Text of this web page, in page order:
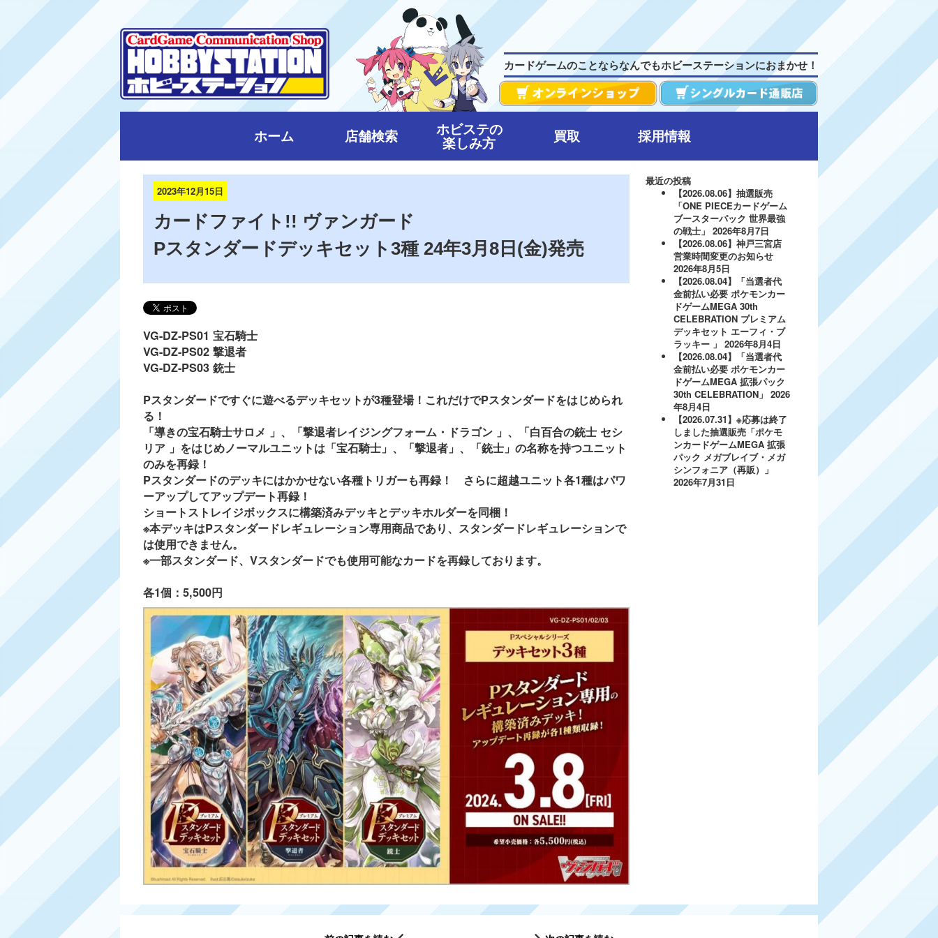
カードゲームのことならなんでもホビーステーションにおまかせ！
ホーム 店舗検索 ホビステの
楽しみ方 買取 採用情報
2023年12月15日
カードファイト!! ヴァンガード
Pスタンダードデッキセット3種 24年3月8日(金)発売
VG-DZ-PS01 宝石騎士
VG-DZ-PS02 撃退者
VG-DZ-PS03 銃士
Pスタンダードですぐに遊べるデッキセットが3種登場！これだけでPスタンダードをはじめられ
る！
「導きの宝石騎士サロメ 」、「撃退者レイジングフォーム・ドラゴン 」、「白百合の銃士 セシ
リア 」をはじめノーマルユニットは「宝石騎士」、「撃退者」、「銃士」の名称を持つユニット
のみを再録！
Pスタンダードのデッキにはかかせない各種トリガーも再録！ さらに超越ユニット各1種はパワ
ーアップしてアップデート再録！
ショートストレイジボックスに構築済みデッキとデッキホルダーを同梱！
※本デッキはPスタンダードレギュレーション専用商品であり、スタンダードレギュレーションで
は使用できません。
※一部スタンダード、Vスタンダードでも使用可能なカードを再録しております。
各1個：5,500円
最近の投稿
【2026.08.06】抽選販売
「ONE PIECEカードゲーム
ブースターパック 世界最強
の戦士」 2026年8月7日
【2026.08.06】神戸三宮店
営業時間変更のお知らせ
2026年8月5日
【2026.08.04】「当選者代
金前払い必要 ポケモンカー
ドゲームMEGA 30th
CELEBRATION プレミアム
デッキセット エーフィ・ブ
ラッキー 」 2026年8月4日
【2026.08.04】「当選者代
金前払い必要 ポケモンカー
ドゲームMEGA 拡張パック
30th CELEBRATION」 2026
年8月4日
【2026.07.31】※応募は終了
しました抽選販売「ポケモ
ンカードゲームMEGA 拡張
パック メガブレイブ・メガ
シンフォニア（再販）」
2026年7月31日